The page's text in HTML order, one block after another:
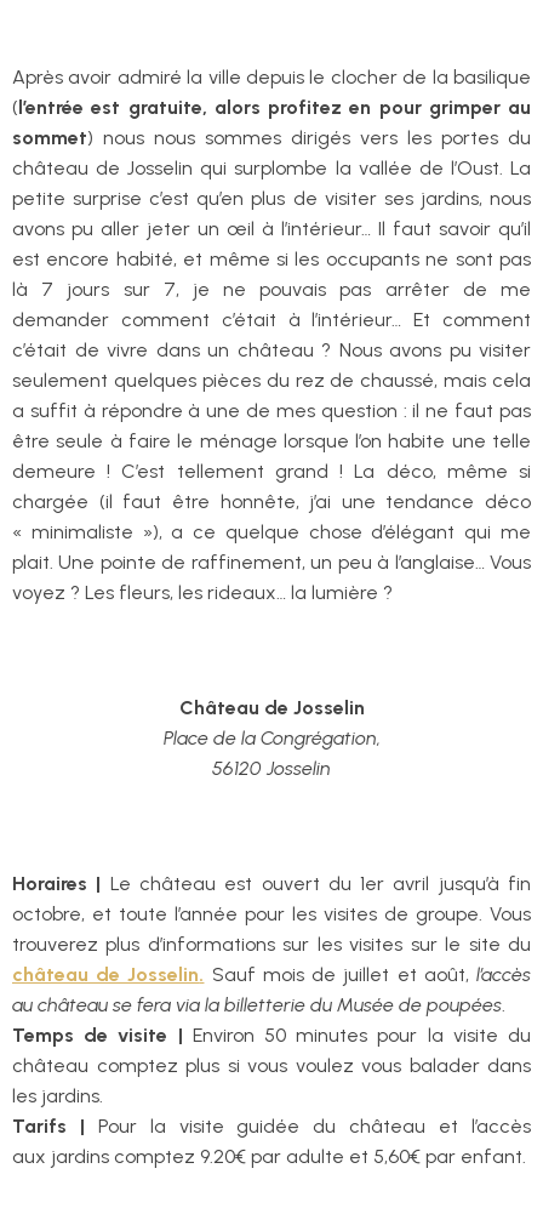
Après avoir admiré la ville depuis le clocher de la basilique
( l’entrée est gratuite, alors profitez en pour grimper au
sommet) nous nous sommes dirigés vers les portes du
château de Josselin qui surplombe la vallée de l’Oust. La
petite surprise c’est qu’en plus de visiter ses jardins, nous
avons pu aller jeter un œil à l’intérieur… Il faut savoir qu’il
est encore habité, et même si les occupants ne sont pas
là 7 jours sur 7, je ne pouvais pas arrêter de me
demander comment c’était à l’intérieur… Et comment
c’était de vivre dans un château ? Nous avons pu visiter
seulement quelques pièces du rez de chaussé, mais cela
a suffit à répondre à une de mes question : il ne faut pas
être seule à faire le ménage lorsque l’on habite une telle
demeure ! C’est tellement grand ! La déco, même si
chargée (il faut être honnête, j’ai une tendance déco
« minimaliste »), a ce quelque chose d’élégant qui me
plait. Une pointe de raffinement, un peu à l’anglaise… Vous
voyez ? Les fleurs, les rideaux… la lumière ?
Château de Josselin
Place de la Congrégation,
56120 Josselin
Horaires | Le château est ouvert du 1er avril jusqu’à fin
octobre, et toute l’année pour les visites de groupe. Vous
trouverez plus d’informations sur les visites sur le site du
château de Josselin. Sauf mois de juillet et août,l’accès
au château se fera via la billetterie du Musée de poupées
Temps de visite | Environ 50 minutes pour la visite du
château comptez plus si vous voulez vous balader dans
les jardins.
Tarifs | Pour la visite guidée du château et l’accès
aux jardins comptez 9.20€ par adulte et 5,60€ par enfant.